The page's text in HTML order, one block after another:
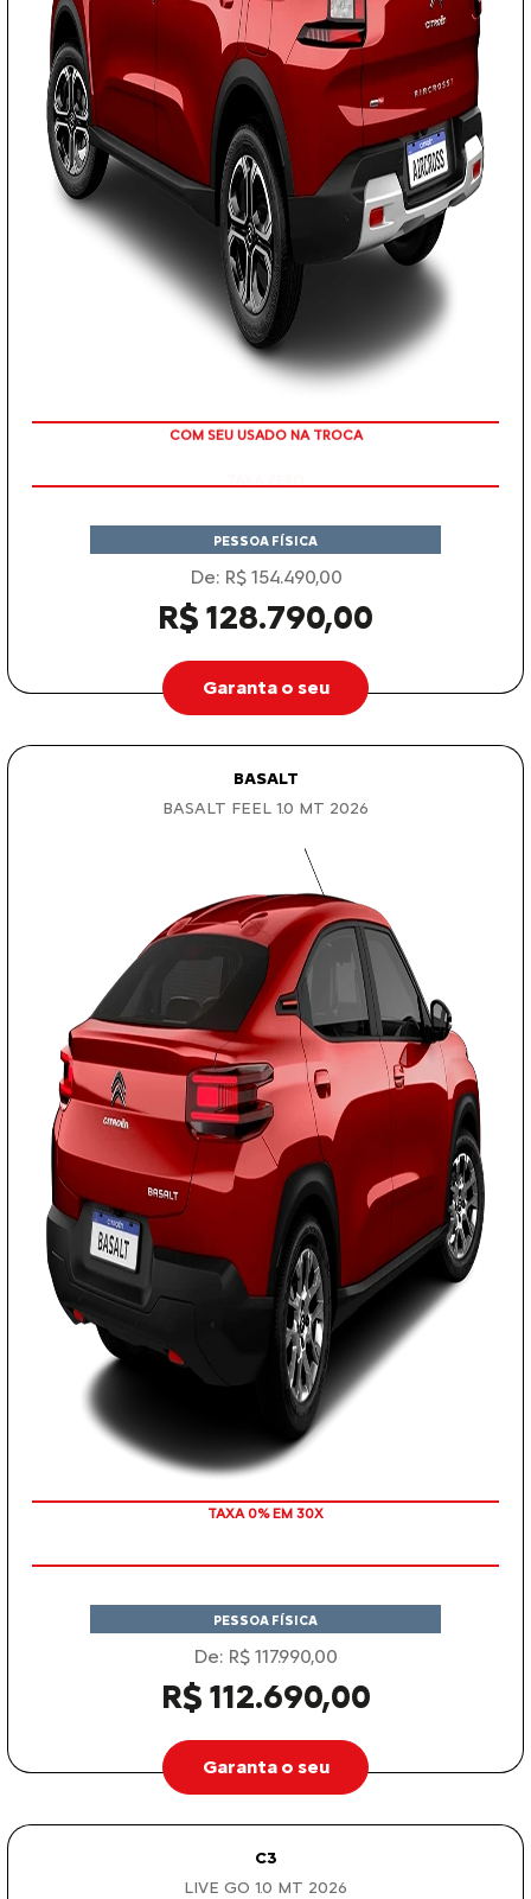
TAXA ZERO
PESSOA FÍSICA
De: R$ 154.490,00
R$ 128.790,00
Garanta o seu
BASALT
BASALT FEEL 1.0 MT 2026
TAXA 0% EM 30X
PESSOA FÍSICA
De: R$ 117.990,00
R$ 112.690,00
Garanta o seu
C3
LIVE GO 1.0 MT 2026